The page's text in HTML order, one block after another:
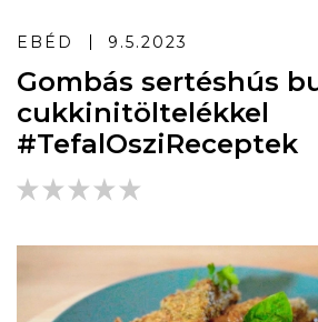
EBÉD 9.5.2023
Gombás sertéshús
cukkinitöltelékkel
#TefalOsziReceptek